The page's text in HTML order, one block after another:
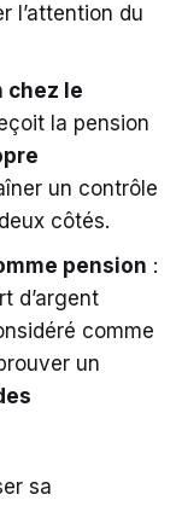
l’attention du
chez le
la pension
un contrôle
côtés.
pension :
d’argent
comme
un
sa